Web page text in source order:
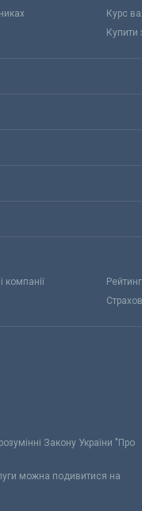
Курс
Купити
компанії
Закону України "Про
можна подивитися на